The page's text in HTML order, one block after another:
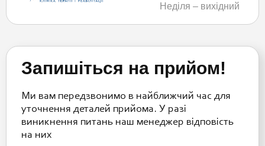
Неділя – вихідний
Запишіться на прийом!
Ми вам передзвонимо в найближчий час для
уточнення деталей прийома. У разі
виникнення питань наш менеджер відповість
на них